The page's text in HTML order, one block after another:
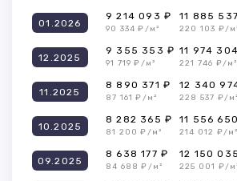
01.2026
9 214 093 ₽
90 334 ₽/м²
11 885
220 103 ₽/
12.2025
9 355 353 ₽
91 719 ₽/м²
11 974
221 746 ₽/м²
11.2025
8 890 371 ₽
87 161 ₽/м²
12 340
228 537 ₽/м²
10.2025
8 282 365 ₽
81 200 ₽/м²
11 556
214 012 ₽/м²
09.2025
8 638 177 ₽
84 688 ₽/м²
12 150
225 001 ₽/